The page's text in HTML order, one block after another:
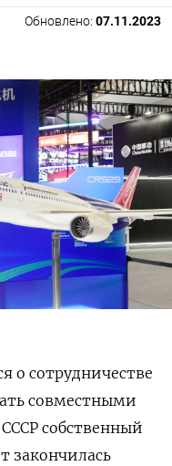
Обновлено: 07.11.2023
о сотрудничестве
совместными
собственный
закончилась